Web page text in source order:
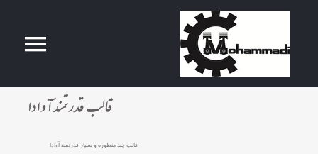
content
صفحه اصلی
قالب چند منظوره و بسیار قدرتمند آوادا